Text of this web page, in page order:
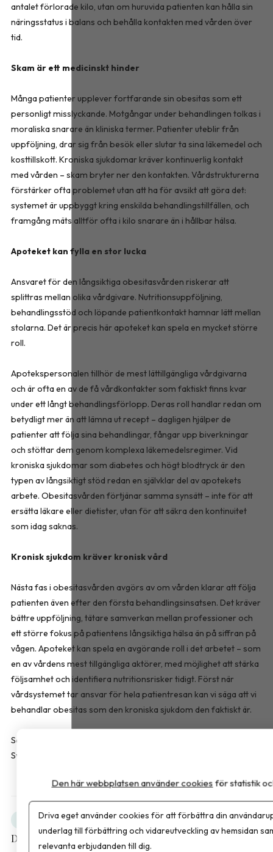
antalet förlorade kilo, utan om huruvida patienten kan hålla sin
näringsstatus i balans och behålla kontakten med vården över
tid.
Skam är ett medicinskt hinder
Många patienter upplever fortfarande sin obesitas som ett
personligt misslyckande. Motgångar under behandlingen tolkas i
moraliska snarare än kliniska termer. Patienter uteblir från
uppföljning, drar sig från besök eller slutar ta sina läkemedel och
kosttillskott. Kroniska sjukdomar kräver kontinuerlig kontakt
med vården – skam bryter ner den kontakten. Vårdstrukturerna
förstärker ofta problemet utan att ha för avsikt att göra det:
systemet är uppbyggt kring enskilda behandlingstillfällen, och
framgång mäts alltför ofta i kilo snarare än i hållbar hälsa.
Apoteket kan fylla en stor lucka
Ansvaret för den långsiktiga obesitasvården riskerar att
splittras mellan olika vårdgivare. Nutritionsuppföljning,
behandlingsstöd och löpande patientkontakt hamnar lätt mellan
stolarna. Det är precis här apoteket kan spela en mycket större
roll.
Apotekspersonalen tillhör de mest lättillgängliga vårdgivarna
och är ofta en av de få vårdkontakter som faktiskt finns kvar
under ett långt behandlingsförlopp. Deras roll handlar redan om
betydligt mer än att lämna ut recept – dagligen hjälper de
patienter att följa sina behandlingar, fångar upp biverkningar
och stöttar dem genom komplexa läkemedelsregimer. Vid
kroniska sjukdomar som diabetes och högt blodtryck är den
typen av långsiktigt stöd redan en självklar del av apotekets
arbete. Obesitasvården förtjänar samma synsätt – inte för att
ersätta läkare eller dietister, utan för att säkra den kontinuitet
som idag saknas.
Kronisk sjukdom kräver kronisk vård
Nästa fas i obesitasvården avgörs av om vården klarar att följa
patienten även efter den första behandlingsinsatsen. Det kräver
bättre uppföljning, tätare samverkan mellan professioner och
ett större fokus på patientens långsiktiga hälsa än på siffran på
vågen. Apoteket kan spela en avgörande roll i det arbetet – som
en av vårdens mest tillgängliga aktörer, med möjlighet att stärka
följsamhet och identifiera nutritionsrisker tidigt. Först när
vårdsystemet tar ansvar för hela patientresan kan vi säga att vi
behandlar obesitas som den kroniska sjukdom den faktiskt är.
Sara Bussqvist är leg. dietist och produktspecialist hos FitForMe,
Sverige som erbjuder kosttillskott inom överviktsvård.
Obesitas Debatt
Dela artikeln
Den här webbplatsen använder cookies för statistik
Driva eget använder cookies för att förbättra din
underlag till förbättring och vidareutveckling av hemsidan
relevanta erbjudanden till dig.